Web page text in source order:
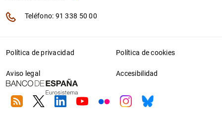
Teléfono: 91 338 50 00
Política de privacidad Política de cookies
Aviso legal Accesibilidad
RSS TwitterLinkedin
YoutubeFlickrInstagram
Bluesky